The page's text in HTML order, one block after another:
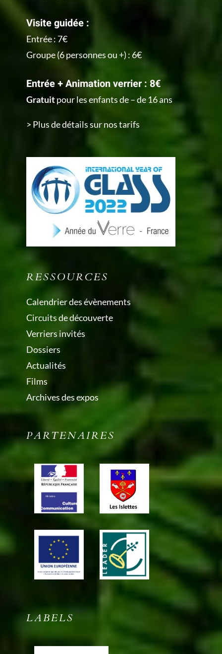
Visite guidée :
Entrée : 7€
Groupe (6 personnes ou +) : 6€
Entrée + Animation verrier : 8€
Gratuitpour les enfants de – de 16 ans
> Plus de détails sur nos tarifs
RESSOURCES
Calendrier des évènements
Circuits de découverte
Verriers invités
Dossiers
Actualités
Films
Archives des expos
PARTENAIRES
LABELS